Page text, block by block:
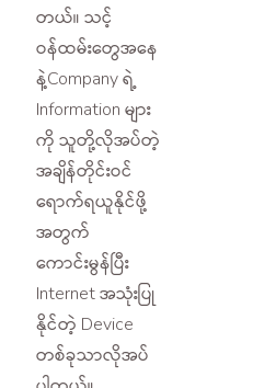
တယ်။ သင့်
ဝန်ထမ်းတွေအနေ
နဲ့Company ရဲ့
Information များ
ကို သူတို့လိုအပ်တဲ့
အချိန်တိုင်းဝင်
ရောက်ရယူနိုင်ဖို့
အတွက်
ကောင်းမွန်ပြီး
Internet အသုံးပြု
နိုင်တဲ့ Device
တစ်ခုသာလိုအပ်